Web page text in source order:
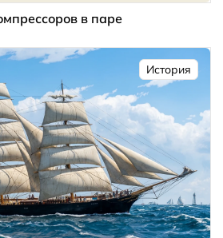
в паре
История